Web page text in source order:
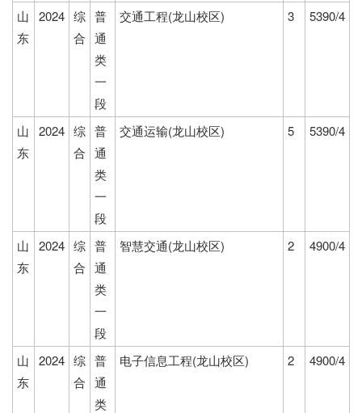
山
东
2024 综
合
普
通
类
一
段
交通工程(龙山校区) 3 5390/4
山
东
2024 综
合
普
通
类
一
段
交通运输(龙山校区) 5 5390/4
山
东
2024 综
合
普
通
类
一
段
智慧交通(龙山校区) 2 4900/4
山
东
2024 综
合
普
通
类
电子信息工程(龙山校区) 2 4900/4